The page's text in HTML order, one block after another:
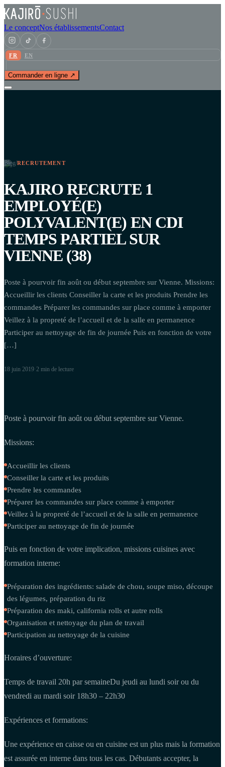
Le conceptNos établissementsContact
FR EN
Commander en ligne ↗
Blog/RECRUTEMENT
KAJIRO RECRUTE 1
EMPLOYÉ(E)
POLYVALENT(E) EN CDI
TEMPS PARTIEL SUR
VIENNE (38)
Poste à pourvoir fin août ou début septembre sur Vienne. Missions:
Accueillir les clients Conseiller la carte et les produits Prendre les
commandes Préparer les commandes sur place comme à emporter
Veillez à la propreté de l’accueil et de la salle en permanence
Participer au nettoyage de fin de journée Puis en fonction de votre
[…]
18 juin 2019 2 min de lecture
Poste à pourvoir fin août ou début septembre sur Vienne.
Missions:
Accueillir les clients
Conseiller la carte et les produits
Prendre les commandes
Préparer les commandes sur place comme à emporter
Veillez à la propreté de l’accueil et de la salle en permanence
Participer au nettoyage de fin de journée
Puis en fonction de votre implication, missions cuisines avec
formation interne:
Préparation des ingrédients: salade de chou, soupe miso, découpe
des légumes, préparation du riz
Préparation des maki, california rolls et autre rolls
Organisation et nettoyage du plan de travail
Participation au nettoyage de la cuisine
Horaires d’ouverture:
Temps de travail 20h par semaineDu jeudi au lundi soir ou du
vendredi au mardi soir 18h30 – 22h30
Expériences et formations:
Une expérience en caisse ou en cuisine est un plus mais la formation
est assurée en interne dans tous les cas. Débutants accepter, la